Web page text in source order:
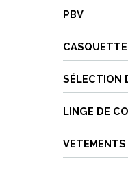
PBV
CASQUETTE
SÉLECTION
LINGE DE
VETEMENTS